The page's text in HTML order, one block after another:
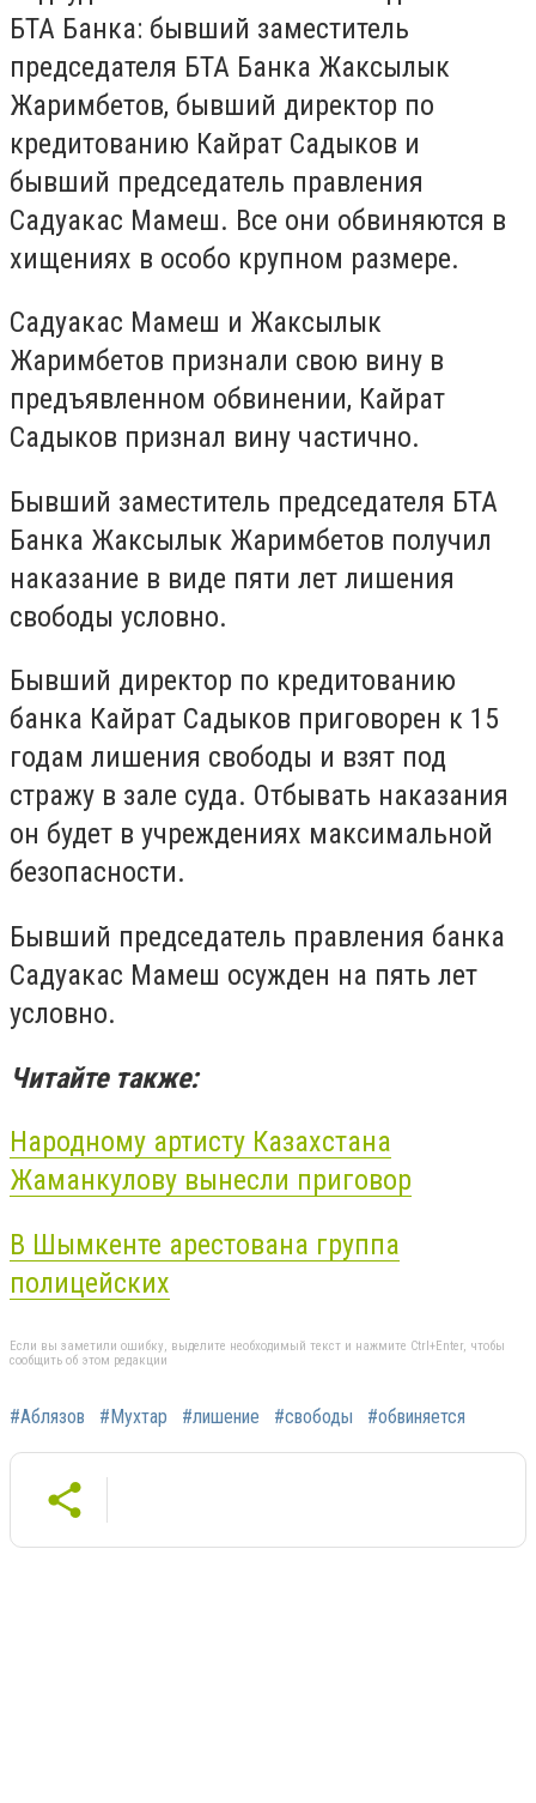
БТА Банка: бывший заместитель
председателя БТА Банка Жаксылык
Жаримбетов, бывший директор по
кредитованию Кайрат Садыков и
бывший председатель правления
Садуакас Мамеш. Все они обвиняются в
хищениях в особо крупном размере.
Садуакас Мамеш и Жаксылык
Жаримбетов признали свою вину в
предъявленном обвинении, Кайрат
Садыков признал вину частично.
Бывший заместитель председателя БТА
Банка Жаксылык Жаримбетов получил
наказание в виде пяти лет лишения
свободы условно.
Бывший директор по кредитованию
банка Кайрат Садыков приговорен к 15
годам лишения свободы и взят под
стражу в зале суда. Отбывать наказания
он будет в учреждениях максимальной
безопасности.
Бывший председатель правления банка
Садуакас Мамеш осужден на пять лет
условно.
Читайте также:
Народному артисту Казахстана
Жаманкулову вынесли приговор
В Шымкенте арестована группа
полицейских
Если вы заметили ошибку, выделите необходимый текст и нажмите Ctrl+Enter, чтобы
сообщить об этом редакции
#Аблязов #Мухтар #лишение #свободы #обвиняется